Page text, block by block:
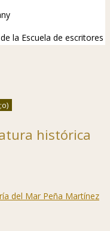
la Escuela de escritores
histórica